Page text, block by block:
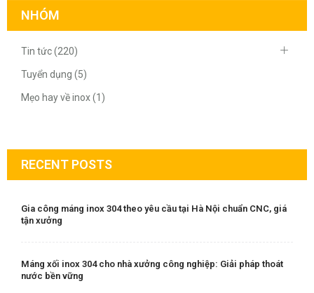
NHÓM
Tin tức (220)
Tuyển dụng (5)
Mẹo hay về inox (1)
RECENT POSTS
Gia công máng inox 304 theo yêu cầu tại Hà Nội chuẩn CNC, giá
tận xưởng
Máng xối inox 304 cho nhà xưởng công nghiệp: Giải pháp thoát
nước bền vững